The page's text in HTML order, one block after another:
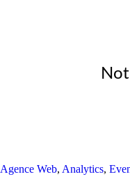
Agence Web, Analytics,